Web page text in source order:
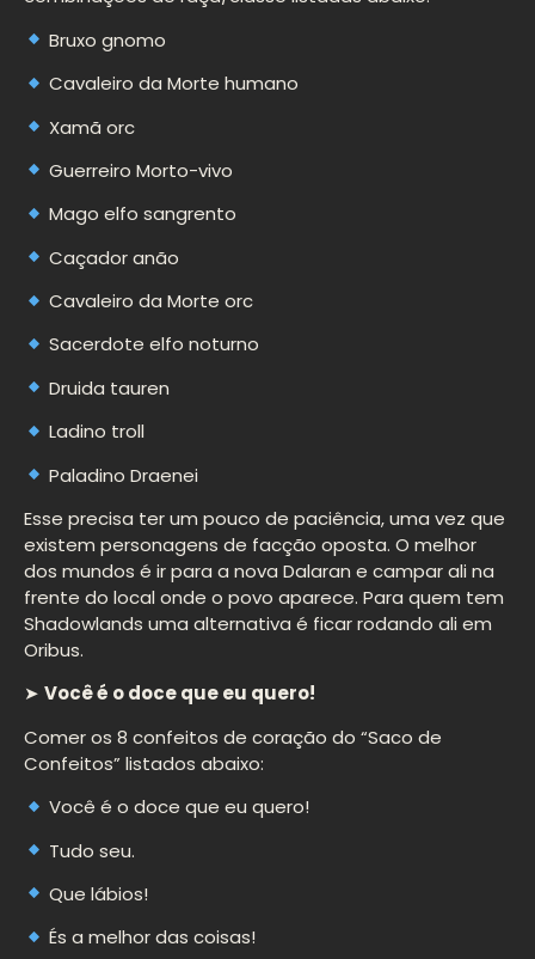
Bruxo gnomo
Cavaleiro da Morte humano
Xamã orc
Guerreiro Morto-vivo
Mago elfo sangrento
Caçador anão
Cavaleiro da Morte orc
Sacerdote elfo noturno
Druida tauren
Ladino troll
Paladino Draenei
Esse precisa ter um pouco de paciência, uma vez que
existem personagens de facção oposta. O melhor
dos mundos é ir para a nova Dalaran e campar ali na
frente do local onde o povo aparece. Para quem tem
Shadowlands uma alternativa é ficar rodando ali em
Oribus.
➤ Você é o doce que eu quero!
Comer os 8 confeitos de coração do “Saco de
Confeitos” listados abaixo:
Você é o doce que eu quero!
Tudo seu.
Que lábios!
És a melhor das coisas!